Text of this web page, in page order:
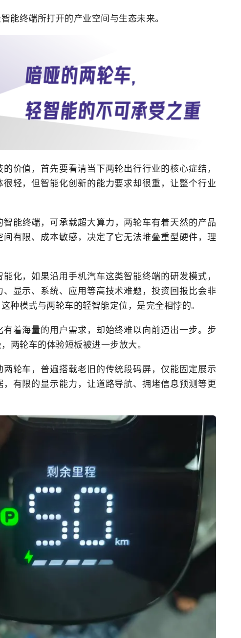
能终端所打开的产业空间与生态未来。
价值，首先要看清当下两轮出行行业的核心症结，
轻，但智能化创新的能力要求却很重，让整个行业
智能终端，可承载超大算力，两轮车有着天然的产品
有限、成本敏感，决定了它无法堆叠重型硬件，理
化，如果沿用手机汽车这类智能终端的研发模式，
显示、系统、应用等高技术难题，投资回报比会非
种模式与两轮车的轻智能定位，是完全相悖的。
着海量的用户需求，却始终难以向前迈出一步。步
两轮车的体验短板被进一步放大。
轮车，普遍搭载老旧的传统段码屏，仅能固定展示
有限的显示能力，让道路导航、拥堵信息预测等更